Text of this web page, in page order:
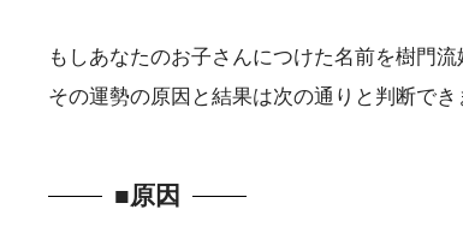
もしあなたのお子さんにつけた名前を樹門
その運勢の原因と結果は次の通りと判断でき
■原因